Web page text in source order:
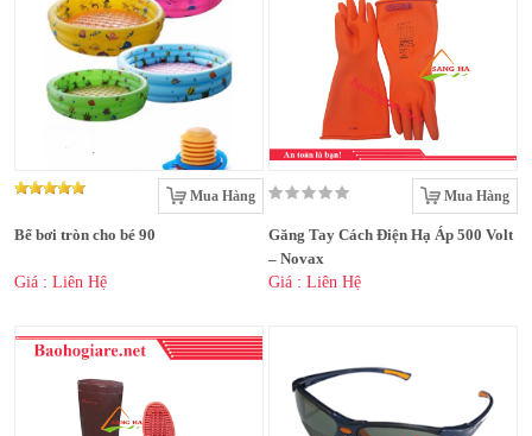
Mua Hàng
Bể bơi tròn cho bé 90
Giá : Liên Hệ
Mua Hàng
Găng Tay Cách Điện Hạ Áp 500 Volt
– Novax
Giá : Liên Hệ